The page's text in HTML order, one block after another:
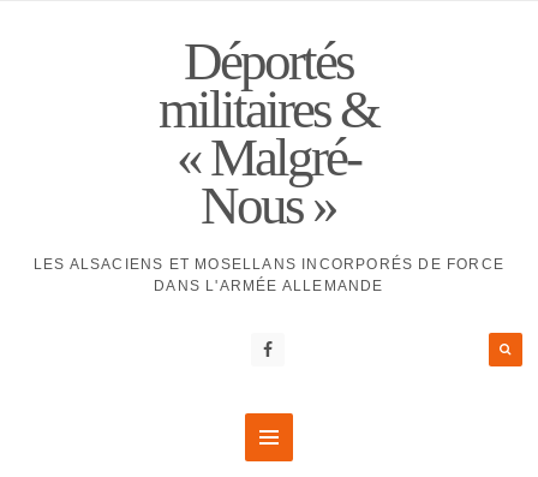
Déportés
militaires &
« Malgré-
Nous »
LES ALSACIENS ET MOSELLANS INCORPORÉS DE FORCE
DANS L'ARMÉE ALLEMANDE